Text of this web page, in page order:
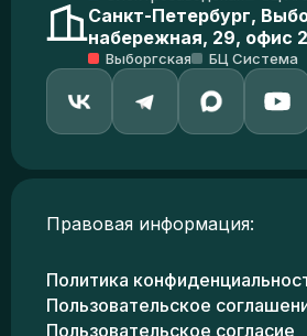
Санкт-Петербург,
набережная, 29, офис
Выборгская БЦ Система
Правовая информация:
Политика
Пользовательское
Пользовательское согласие